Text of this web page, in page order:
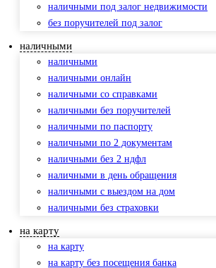
наличными под залог недвижимости
без поручителей под залог
наличными
наличными
наличными онлайн
наличными со справками
наличными без поручителей
наличными по паспорту
наличными по 2 документам
наличными без 2 ндфл
наличными в день обращения
наличными с выездом на дом
наличными без страховки
на карту
на карту
на карту без посещения банка